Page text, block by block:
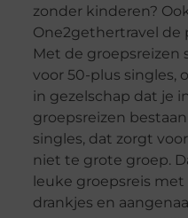
zonder kinderen?
One2gethertravel de
Met de groepsreizen
voor 50-plus singles,
in gezelschap dat je
groepsreizen
singles, dat zorgt
niet te grote groep.
leuke groepsreis met
drankjes en